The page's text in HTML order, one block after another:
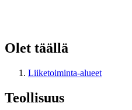
Olet täällä
Liiketoiminta-alueet
Teollisuus